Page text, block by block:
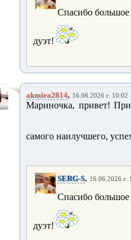
Спасибо большое
дуэт!
akmira2814, 16.06.2026 г. 10:02
Мариночка, привет!
самого наилучшего,
SERG-S, 16.06.2026 г.
Спасибо большое
дуэт!